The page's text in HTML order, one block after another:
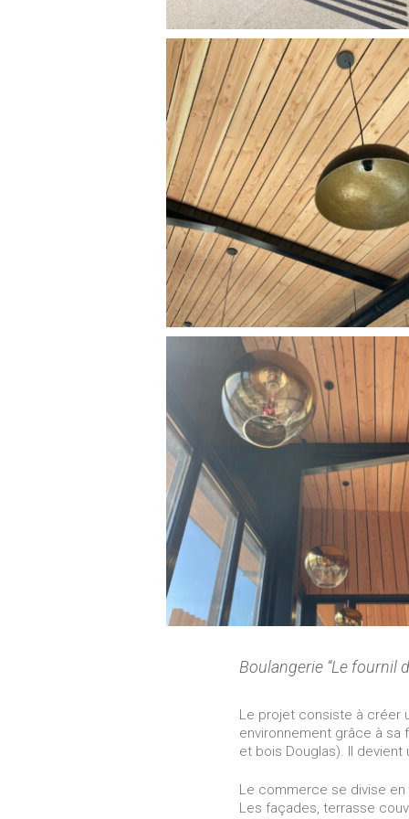
Boulangerie “Le fournil
Le projet consiste à créer
environnement grâce à sa
et bois Douglas). Il devient
Le commerce se divise en
Les façades, terrasse